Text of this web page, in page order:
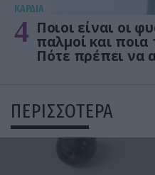
KΑΡΔΙΑ
4 Ποιοι είναι οι
παλμοί και ποια
Πότε πρέπει να
ΠΕΡΙΣΣΟΤΕΡΑ